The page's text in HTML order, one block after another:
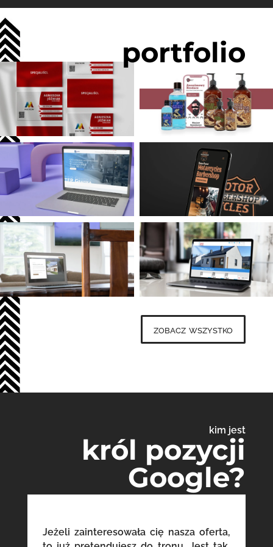
portfolio
zobacz wszystko
kim jest
król pozycji
Google?
Jeżeli zainteresowała cię nasza oferta,